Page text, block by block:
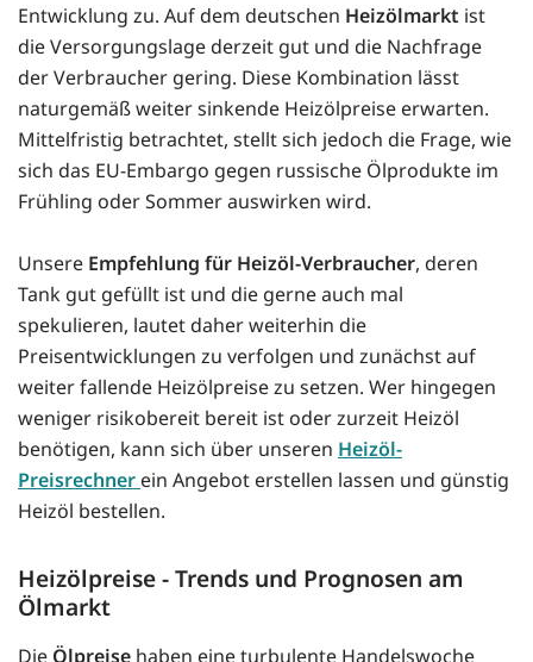
Entwicklung zu. Auf dem deutschen Heizölmarkt ist
die Versorgungslage derzeit gut und die Nachfrage
der Verbraucher gering. Diese Kombination lässt
naturgemäß weiter sinkende Heizölpreise erwarten.
Mittelfristig betrachtet, stellt sich jedoch die Frage, wie
sich das EU-Embargo gegen russische Ölprodukte im
Frühling oder Sommer auswirken wird.
Unsere Empfehlung für Heizöl-Verbraucher, deren
Tank gut gefüllt ist und die gerne auch mal
spekulieren, lautet daher weiterhin die
Preisentwicklungen zu verfolgen und zunächst auf
weiter fallende Heizölpreise zu setzen. Wer hingegen
weniger risikobereit bereit ist oder zurzeit Heizöl
benötigen, kann sich über unseren Heizöl-
Preisrechner ein Angebot erstellen lassen und günstig
Heizöl bestellen.
Heizölpreise - Trends und Prognosen am
Ölmarkt
Die Ölpreise haben eine turbulente Handelswoche